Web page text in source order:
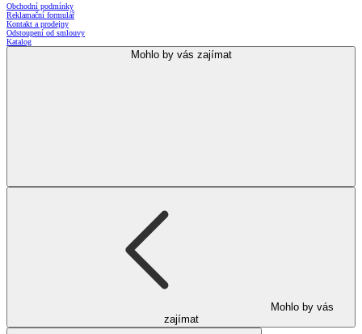
Obchodní podmínky
Reklamační formulář
Kontakt a prodejny
Odstoupení od smlouvy
Katalog
Mohlo by vás zajímat
Mohlo by vás
zajímat